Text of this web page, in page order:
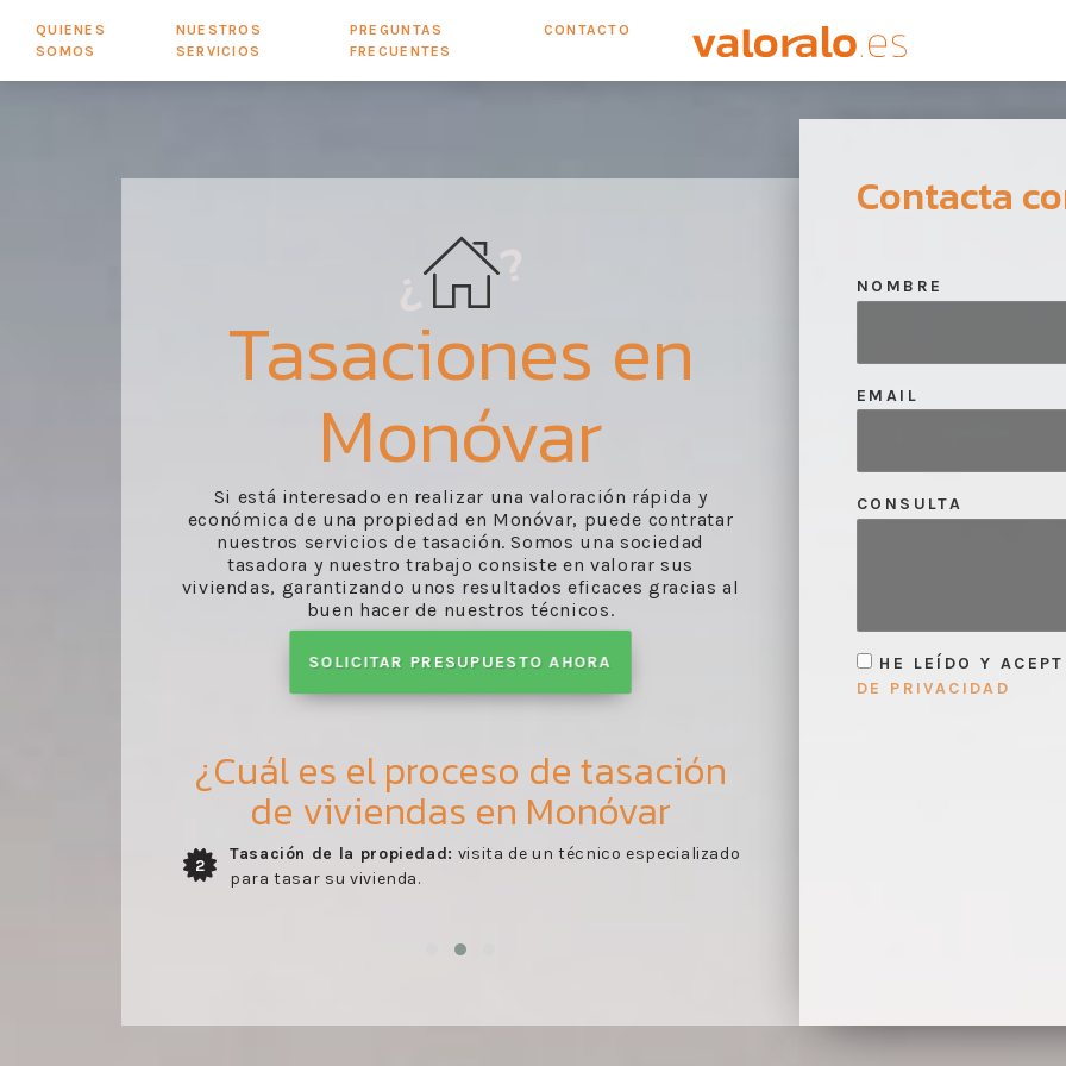
QUIENES
SOMOS
NUESTROS
SERVICIOS
PREGUNTAS
FRECUENTES
CONTACTO
Tasaciones en
Monóvar
Si está interesado en realizar una valoración rápida y
económica de una propiedad en Monóvar, puede contratar
nuestros servicios de tasación. Somos una sociedad
tasadora y nuestro trabajo consiste en valorar sus
viviendas, garantizando unos resultados eficaces gracias al
buen hacer de nuestros técnicos.
SOLICITAR PRESUPUESTO AHORA
¿Cuál es el proceso de tasación
de viviendas en Monóvar
3
Entrega del informe:envío del informe de tasación
elaborado por nuestros profesionales según lo evaluado en
Contacta
NOMBRE
EMAIL
CONSULTA
HE LEÍDO Y
DE PRIVACIDAD